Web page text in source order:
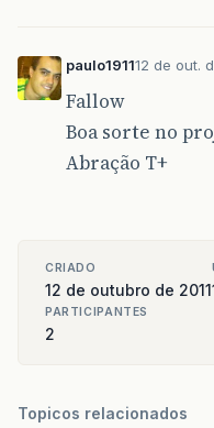
paulo191112 de out.
Fallow
Boa sorte no
Abração T+
CRIADO
12 de outubro de 2011
PARTICIPANTES
2
Topicos relacionados